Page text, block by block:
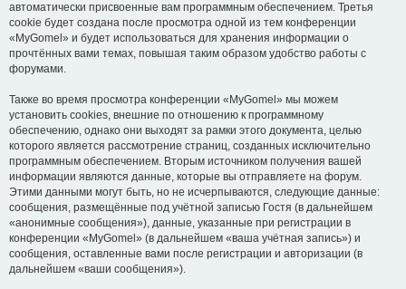
автоматически присвоенные вам программным обеспечением. Третья
cookie будет создана после просмотра одной из тем конференции
«MyGomel» и будет использоваться для хранения информации о
прочтённых вами темах, повышая таким образом удобство работы с
форумами.
Также во время просмотра конференции «MyGomel» мы можем
установить cookies, внешние по отношению к программному
обеспечению, однако они выходят за рамки этого документа, целью
которого является рассмотрение страниц, созданных исключительно
программным обеспечением. Вторым источником получения вашей
информации являются данные, которые вы отправляете на форум.
Этими данными могут быть, но не исчерпываются, следующие данные:
сообщения, размещённые под учётной записью Гостя (в дальнейшем
«анонимные сообщения»), данные, указанные при регистрации в
конференции «MyGomel» (в дальнейшем «ваша учётная запись») и
сообщения, оставленные вами после регистрации и авторизации (в
дальнейшем «ваши сообщения»).